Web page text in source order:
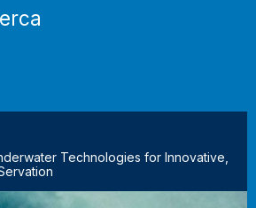
Technologies for Innovative,